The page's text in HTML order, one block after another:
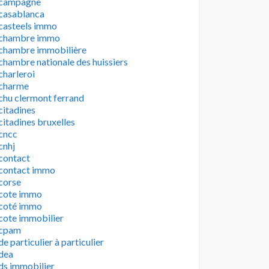
immo
immo
immobilière
nationale des huissiers
clermont ferrand
bruxelles
immo
immo
immo
immobilier
particulier à particulier
immobilier